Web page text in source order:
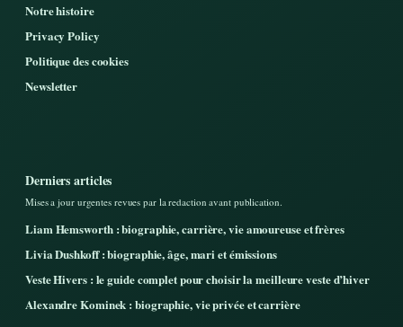
Notre histoire
Privacy Policy
Politique des cookies
Newsletter
Derniers articles
Mises a jour urgentes revues par la redaction avant publication.
Liam Hemsworth : biographie, carrière, vie amoureuse et frères
Livia Dushkoff : biographie, âge, mari et émissions
Veste Hivers : le guide complet pour choisir la meilleure veste d’hiver
Alexandre Kominek : biographie, vie privée et carrière